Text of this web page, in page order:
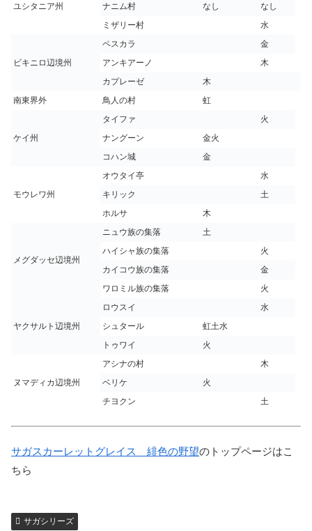
ユシタニア州
ナニム村
なし
なし
ミザリー村
水
ビキニロ辺境州
ペスカラ
金
アンキアーノ
木
カプレーゼ
木
南東界外
鳥人の村 虹
ケイ州
タイファ
火
ナングーン
金火
コハン城
金
モウレワ州
オウタイ亭
水
キリック
土
ホルサ
木
メグダッセ辺境州
ニュウ族の集落
土
ハイシャ族の集落
火
カイコウ族の集落
金
ワロミル族の集落
火
ヤクサルト辺境州
ロウスイ
水
シュタール
虹土水
トゥワイ
火
ヌマディカ辺境州
アシナの村
木
ベリケ
火
チヨクン
土
サガスカーレットグレイス 緋色の野望のトップページはこ
ちら
サガシリーズ